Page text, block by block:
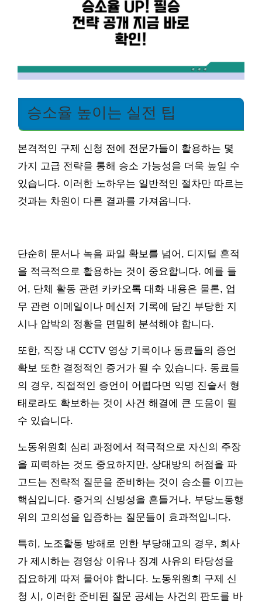
승소율 높이는 실전 팁
본격적인 구제 신청 전에 전문가들이 활용하는 몇
가지 고급 전략을 통해 승소 가능성을 더욱 높일 수
있습니다. 이러한 노하우는 일반적인 절차만 따르는
것과는 차원이 다른 결과를 가져옵니다.
단순히 문서나 녹음 파일 확보를 넘어, 디지털 흔적
을 적극적으로 활용하는 것이 중요합니다. 예를 들
어, 단체 활동 관련 카카오톡 대화 내용은 물론, 업
무 관련 이메일이나 메신저 기록에 담긴 부당한 지
시나 압박의 정황을 면밀히 분석해야 합니다.
또한, 직장 내 CCTV 영상 기록이나 동료들의 증언
확보 또한 결정적인 증거가 될 수 있습니다. 동료들
의 경우, 직접적인 증언이 어렵다면 익명 진술서 형
태로라도 확보하는 것이 사건 해결에 큰 도움이 될
수 있습니다.
노동위원회 심리 과정에서 적극적으로 자신의 주장
을 피력하는 것도 중요하지만, 상대방의 허점을 파
고드는 전략적 질문을 준비하는 것이 승소를 이끄는
핵심입니다. 증거의 신빙성을 흔들거나, 부당노동행
위의 고의성을 입증하는 질문들이 효과적입니다.
특히, 노조활동 방해로 인한 부당해고의 경우, 회사
가 제시하는 경영상 이유나 징계 사유의 타당성을
집요하게 따져 물어야 합니다. 노동위원회 구제 신
청 시, 이러한 준비된 질문 공세는 사건의 판도를 바